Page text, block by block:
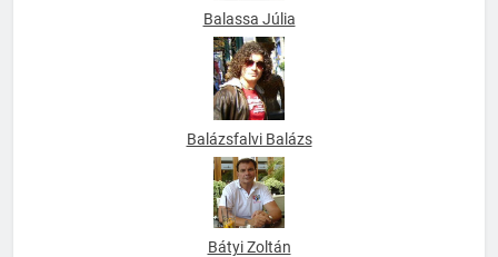
Balassa Júlia
Balázsfalvi Balázs
Bátyi Zoltán